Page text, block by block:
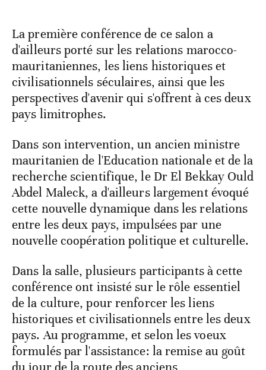
La première conférence de ce salon a
d'ailleurs porté sur les relations marocco-
mauritaniennes, les liens historiques et
civilisationnels séculaires, ainsi que les
perspectives d'avenir qui s'offrent à ces deux
pays limitrophes.
Dans son intervention, un ancien ministre
mauritanien de l'Education nationale et de la
recherche scientifique, le Dr El Bekkay Ould
Abdel Maleck, a d'ailleurs largement évoqué
cette nouvelle dynamique dans les relations
entre les deux pays, impulsées par une
nouvelle coopération politique et culturelle.
Dans la salle, plusieurs participants à cette
conférence ont insisté sur le rôle essentiel
de la culture, pour renforcer les liens
historiques et civilisationnels entre les deux
pays. Au programme, et selon les voeux
formulés par l'assistance: la remise au goût